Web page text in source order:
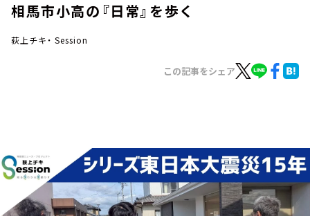
お知らせ
イベント・グッズ
YouTube
会社情報
相馬市小高の『日常』を歩く
荻上チキ・ Session
この記事をシェア